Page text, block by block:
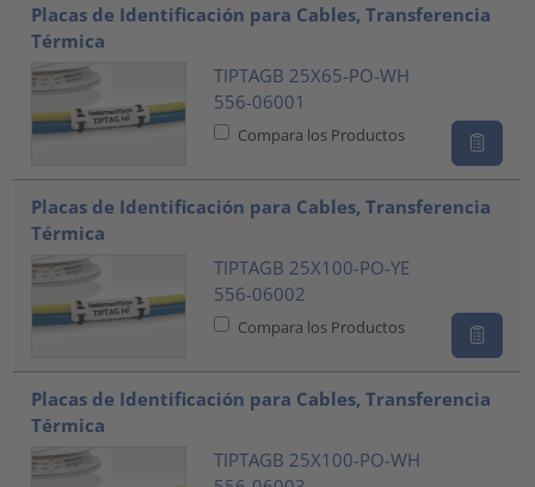
Placas de Identificación para Cables, Transferencia
Térmica
TIPTAGB 25X65-PO-WH
556-06001
Compara los Productos
Placas de Identificación para Cables, Transferencia
Térmica
TIPTAGB 25X100-PO-YE
556-06002
Compara los Productos
Placas de Identificación para Cables, Transferencia
Térmica
TIPTAGB 25X100-PO-WH